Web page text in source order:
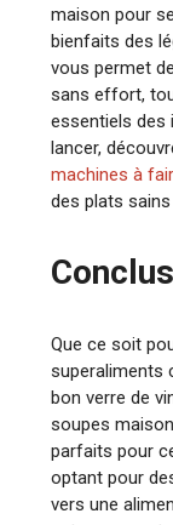
maison pour
bienfaits des
vous permet
sans effort,
essentiels des
lancer,
machines à
des plats
Que ce soit
superaliments
bon verre de
soupes
parfaits pour
optant pour
vers une